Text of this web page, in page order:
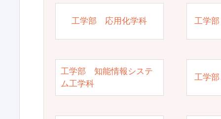
工学部 応用化学科 工学
工学部 知能情報システ
ム工学科
工学